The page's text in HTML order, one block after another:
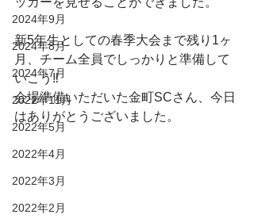
2024年9月
2024年8月
2024年7月
2022年11月
2022年5月
2022年4月
2022年3月
2022年2月
新5年生としての春季大会まで残り1ヶ
月、チーム全員でしっかりと準備して
いこう‼️
会場準備いただいた金町SCさん、今日
はありがとうございました。